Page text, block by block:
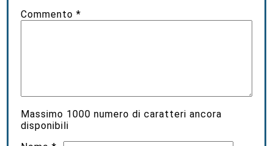
Commento*
Massimo 1000 numero di caratteri ancora
disponibili